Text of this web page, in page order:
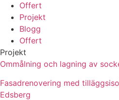
Offert
Projekt
Blogg
Offert
Projekt
Ommålning och lagning av
Fasadrenovering med
Edsberg